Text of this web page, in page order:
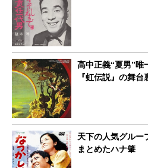
高中正義“夏男”唯
『虹伝説』の舞台
天下の人気グルー
まとめたハナ肇